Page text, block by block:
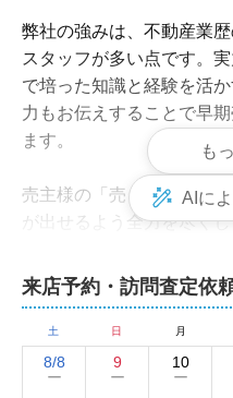
来店予約・訪問査定依
土 日 月
8/8
ー
9
ー
10
ー
弊社の強みは、不動産業
スタッフが多い点です。
で培った知識と経験を活
力もお伝えすることで早
ます。
売主様の「売りたい」と
が出せるよう全力を尽く
株式会社クランディ
強み
早期売却に力を注いでい
トとSUUMOやat home、
も
AIに